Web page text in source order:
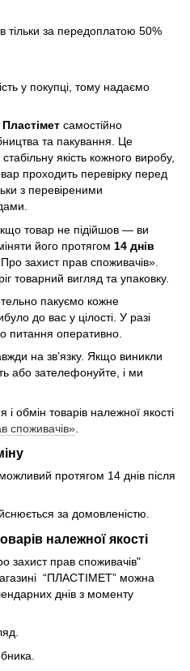
тільки за передоплатою 50%
у покупці, тому надаємо
Пластімет самостійно
та пакування. Це
якість кожного виробу,
проходить перевірку перед
з перевіреними
товар не підійшов — ви
його протягом 14 днів
захист прав споживачів».
товарний вигляд та упаковку.
пакуємо кожне
до вас у цілості. У разі
оперативно.
на зв’язку. Якщо виникли
або зателефонуйте, і ми
обмін товарів належної якості
споживачів»
протягом 14 днів після
за домовленістю.
належної якості
захист прав споживачів"
“ПЛАСТІМЕТ” можна
днів з моменту